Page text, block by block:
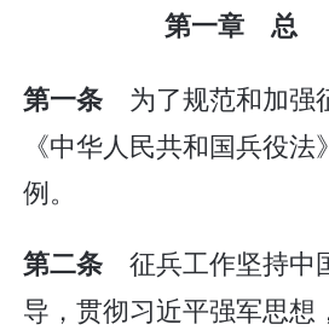
第一章
第一条 为了规范和加强
《中华人民共和国兵役
例。
第二条 征兵工作坚持中
导，贯彻习近平强军思想